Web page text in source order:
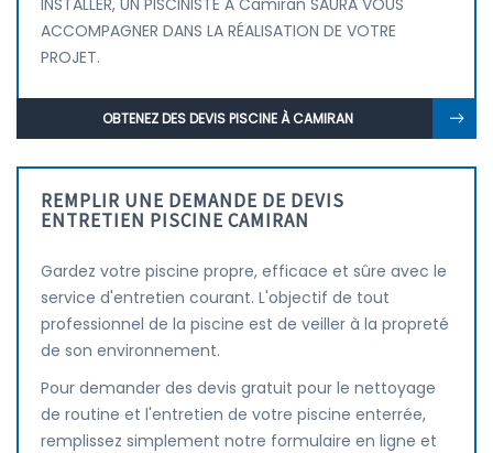
INSTALLER, UN PISCINISTE À Camiran SAURA VOUS
ACCOMPAGNER DANS LA RÉALISATION DE VOTRE
PROJET.
OBTENEZ DES DEVIS PISCINE À CAMIRAN
REMPLIR UNE DEMANDE DE DEVIS
ENTRETIEN PISCINE CAMIRAN
Gardez votre piscine propre, efficace et sûre avec le
service d'entretien courant. L'objectif de tout
professionnel de la piscine est de veiller à la propreté
de son environnement.
Pour demander des devis gratuit pour le nettoyage
de routine et l'entretien de votre piscine enterrée,
remplissez simplement notre formulaire en ligne et